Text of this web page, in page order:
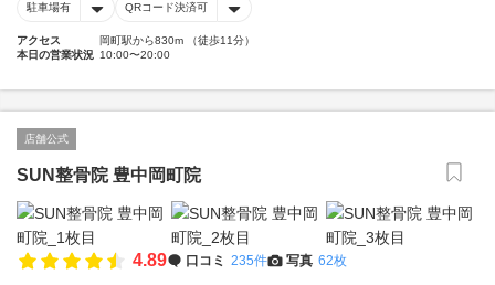
駐車場有 QRコード決済可
アクセス
岡町駅から830m （徒歩11分）
本日の営業状況 10:00〜20:00
店舗公式
SUN整骨院 豊中岡町院
4.89 口コミ 235件 写真 62枚